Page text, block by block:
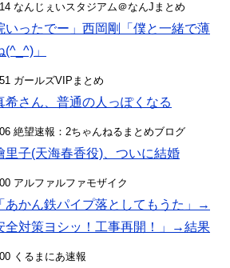
なんじぇいスタジアム＠なんJまとめ
いったでー」西岡剛「僕と一緒で薄
」
ガールズVIPまとめ
希さん、普通の人っぽくなる
絶望速報：2ちゃんねるまとめブログ
里子(天海春香役)、ついに結婚
アルファルファモザイク
あかん鉄パイプ落としてもうた」→
全対策ヨシッ！工事再開！」→結果
くるまにあ速報